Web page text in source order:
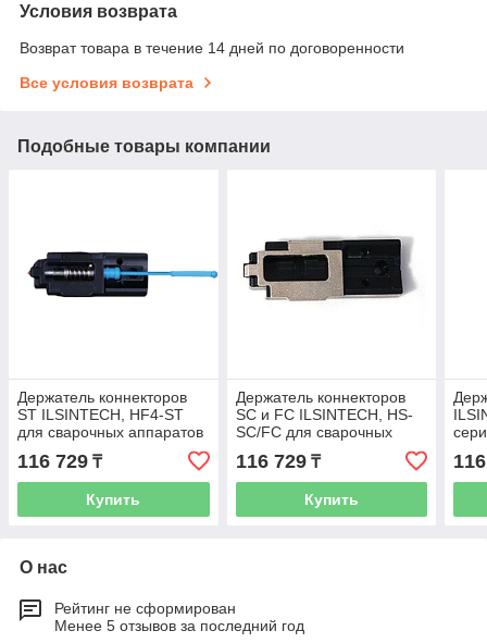
Условия возврата
Возврат товара в течение 14 дней по договоренности
Все условия возврата
Подобные товары компании
Держатель коннекторов
ST ILSINTECH, HF4-ST
для сварочных аппаратов
116 729 ₸
Купить
Держатель коннекторов
SC и FC ILSINTECH, HS-
SC/FC для сварочных
аппаратов серий Swift-S,
K, KF4
116 729₸
Купить
О нас
Рейтинг не сформирован
Менее 5 отзывов за последний год